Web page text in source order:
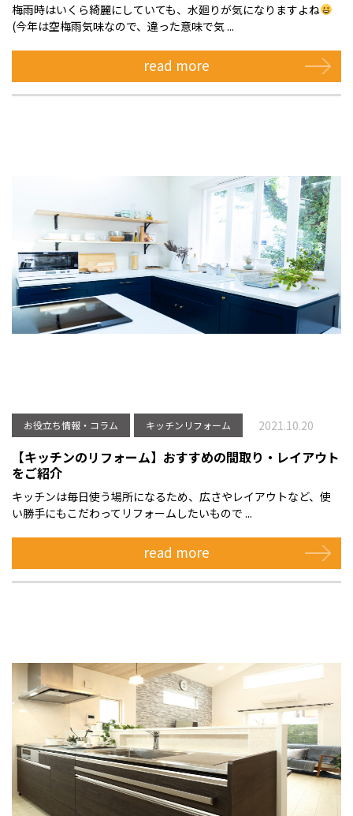
read more
梅雨時はいくら綺麗にしていても、水廻りが気になりますよね
(今年は空梅雨気味なので、違った意味で気 ...
read more
お役立ち情報・コラム キッチンリフォーム 2021.10.20
【キッチンのリフォーム】おすすめの間取り・レイアウト
をご紹介
キッチンは毎日使う場所になるため、広さやレイアウトなど、使
い勝手にもこだわってリフォームしたいもので ...